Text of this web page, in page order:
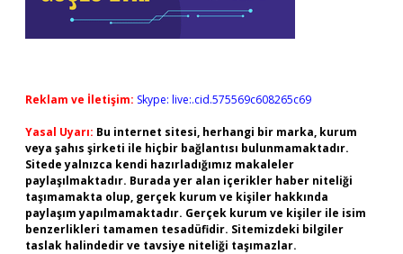
Reklam ve İletişim: Skype: live:.cid.575569c608265c69
Yasal Uyarı: Bu internet sitesi, herhangi bir marka, kurum
veya şahıs şirketi ile hiçbir bağlantısı bulunmamaktadır.
Sitede yalnızca kendi hazırladığımız makaleler
paylaşılmaktadır. Burada yer alan içerikler haber niteliği
taşımamakta olup, gerçek kurum ve kişiler hakkında
paylaşım yapılmamaktadır. Gerçek kurum ve kişiler ile isim
benzerlikleri tamamen tesadüfidir. Sitemizdeki bilgiler
taslak halindedir ve tavsiye niteliği taşımazlar.